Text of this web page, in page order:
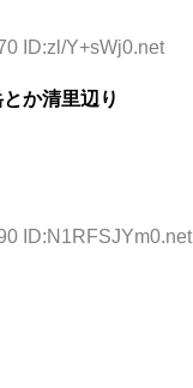
ID:zl/Y+sWj0.net
か清里辺り
ID:N1RFSJYm0.net